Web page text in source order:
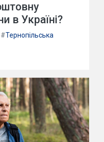
в Україні?
#Тернопільська